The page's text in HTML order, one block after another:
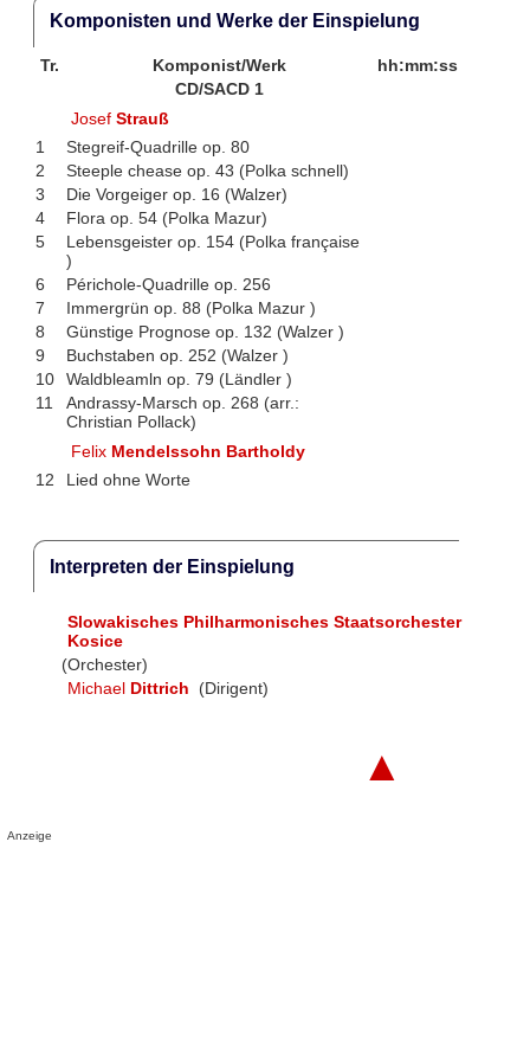
Komponisten und Werke der Einspielung
Tr. Komponist/Werk
hh:mm:ss
CD/SACD 1
JosefStrauß
1
Stegreif-Quadrille op. 80
2
Steeple chease op. 43 (Polka schnell)
3
Die Vorgeiger op. 16 (Walzer)
4
Flora op. 54 (Polka Mazur)
5
Lebensgeister op. 154 (Polka française
)
6
Périchole-Quadrille op. 256
7
Immergrün op. 88 (Polka Mazur )
8
Günstige Prognose op. 132 (Walzer )
9
Buchstaben op. 252 (Walzer )
10
Waldbleamln op. 79 (Ländler )
11
Andrassy-Marsch op. 268 (arr.:
Christian Pollack)
Felix Mendelssohn Bartholdy
12
Lied ohne Worte
Interpreten der Einspielung
Slowakisches Philharmonisches Staatsorchester
Kosice
(Orchester)
Michael Dittrich (Dirigent)
▲
Anzeige